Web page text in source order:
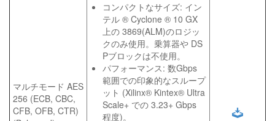
マルチモード AES
256 (ECB, CBC,
CFB, OFB, CTR)
コンパクトなサイズ: イン
テル ® Cyclone ® 10 GX
上の 3869(ALM)のロジッ
クのみ使用。乗算器や DS
Pブロックは不使用。
パフォーマンス: 数Gbps
範囲での印象的なスループ
ット (Xilinx® Kintex® Ultra
Scale+ での 3.23+ Gbps
程度)。